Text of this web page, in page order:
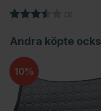
Betyg: (3)
Andra köpte
10